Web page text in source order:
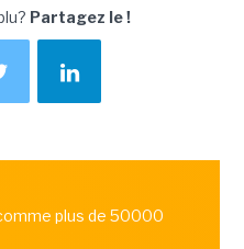
Partagez le !
plus de 50000